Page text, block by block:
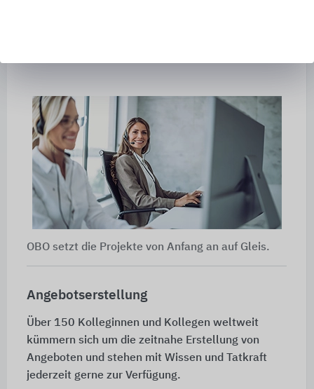
OBO setzt die Projekte von Anfang an auf Gleis.
Angebotserstellung
Über 150 Kolleginnen und Kollegen weltweit
kümmern sich um die zeitnahe Erstellung von
Angeboten und stehen mit Wissen und Tatkraft
jederzeit gerne zur Verfügung.